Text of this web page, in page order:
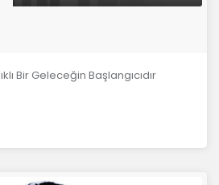
Bir Geleceğin Başlangıcıdır